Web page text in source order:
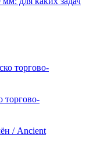
торгово-